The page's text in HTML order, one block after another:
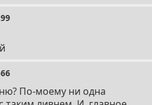
По-моему ни одна